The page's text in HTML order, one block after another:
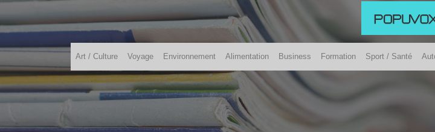
Art / Culture Voyage Environnement Alimentation Business Formation Sport / Santé